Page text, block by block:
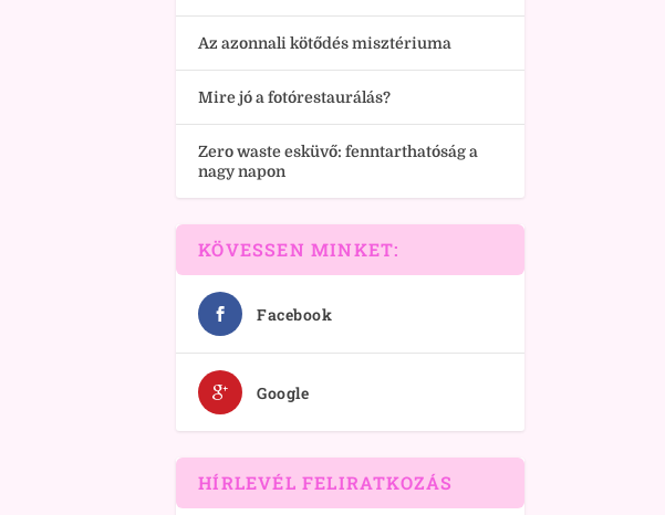
Az azonnali kötődés misztériuma
Mire jó a fotórestaurálás?
Zero waste esküvő: fenntarthatóság a
nagy napon
KÖVESSEN MINKET:
Facebook
Google
HÍRLEVÉL FELIRATKOZÁS